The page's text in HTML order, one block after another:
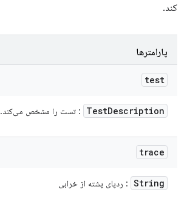
کند.
پارامترها
test
TestDescription : تست را مشخص می‌کند.
trace
String : ردپای پشته از خرابی